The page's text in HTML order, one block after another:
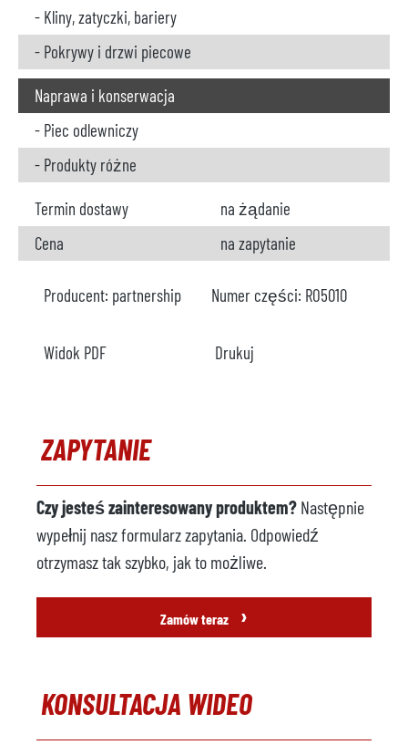
- Kliny, zatyczki, bariery
- Pokrywy i drzwi piecowe
Naprawa i konserwacja
- Piec odlewniczy
- Produkty różne
Termin dostawy
na żądanie
Cena
na zapytanie
Producent: partnership Numer części: RO5010
Widok PDF Drukuj
ZAPYTANIE
Czy jesteś zainteresowany produktem? Następnie
wypełnij nasz formularz zapytania. Odpowiedź
otrzymasz tak szybko, jak to możliwe.
Zamów teraz ›
KONSULTACJA WIDEO